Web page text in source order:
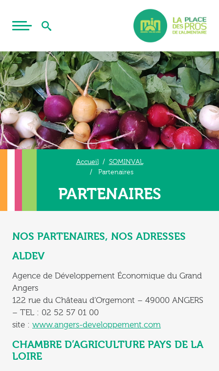
Accueil
SOMINVAL
Partenaires
PARTENAIRES
NOS PARTENAIRES, NOS ADRESSES
ALDEV
Agence de Développement Économique du Grand
Angers
122 rue du Château d’Orgemont – 49000 ANGERS
– TEL : 02 52 57 01 00
site : www.angers-developpement.com
CHAMBRE D’AGRICULTURE PAYS DE LA
LOIRE